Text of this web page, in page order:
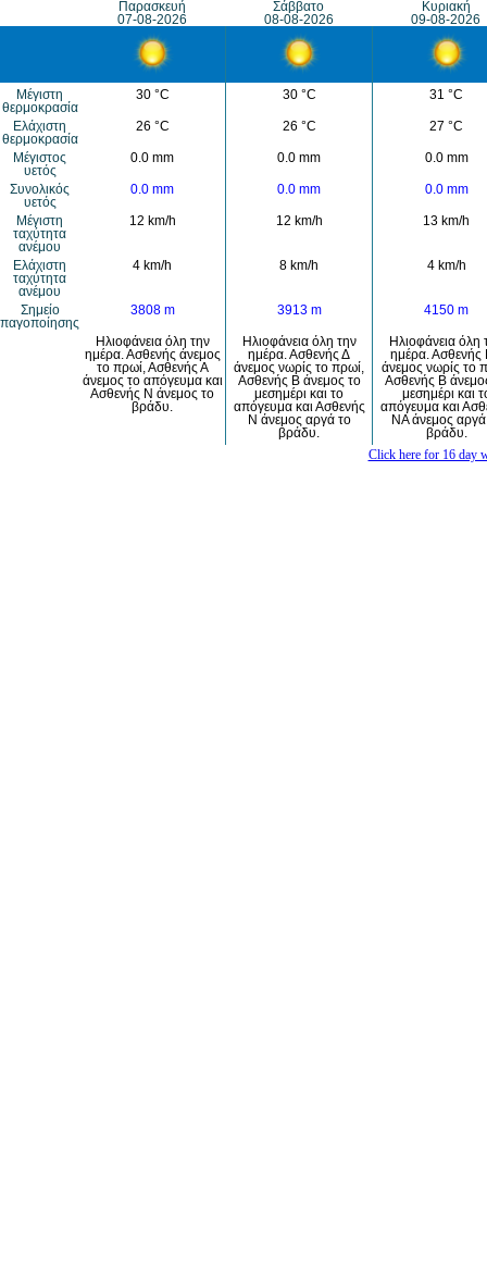
Παρασκευή
07-08-2026
Σάββατο
08-08-2026
Κυριακή
09-08-2026
Μέγιστη
θερμοκρασία
30 °C 30 °C 31 °C
Eλάχιστη
θερμοκρασία
26 °C 26 °C 27 °C
Μέγιστος
υετός
0.0 mm 0.0 mm 0.0 mm
Συνολικός
υετός
0.0 mm 0.0 mm 0.0 mm
Mέγιστη
ταχύτητα
ανέμου
12 km/h 12 km/h 13 km/h
Eλάχιστη
ταχύτητα
ανέμου
4 km/h 8 km/h 4 km/h
Σημείο
παγοποίησης
3808 m 3913 m 4150 m
Ηλιοφάνεια όλη την
ημέρα. Ασθενής άνεμος
το πρωί, Ασθενής Α
άνεμος το απόγευμα και
Ασθενής Ν άνεμος το
βράδυ.
Ηλιοφάνεια όλη την
ημέρα. Ασθενής Δ
άνεμος νωρίς το πρωί,
Ασθενής Β άνεμος το
μεσημέρι και το
απόγευμα και Ασθενής
Ν άνεμος αργά το
βράδυ.
Ηλιοφάνεια όλη
ημέρα. Ασθενής
άνεμος νωρίς το
Ασθενής Β
μεσημέρι και
απόγευμα και
ΝΑ άνεμος αργά
βράδυ.
Click here for 16 day